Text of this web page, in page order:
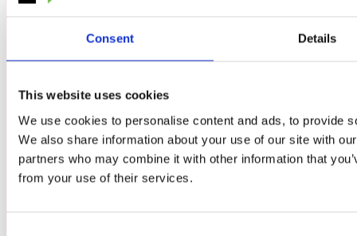
Consent Details
This website uses cookies
We use cookies to personalise content and ads, to provide
We also share information about your use of our site with
partners who may combine it with other information that
from your use of their services.
GLITCHED CARD FESTIVAL
ARTIST ALLEY